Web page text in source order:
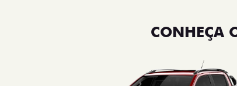
CONHEÇA